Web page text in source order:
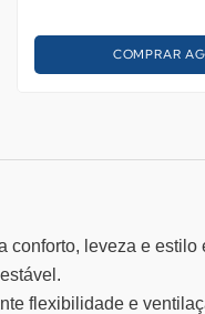
COMPRAR
conforto, leveza e
flexibilidade e